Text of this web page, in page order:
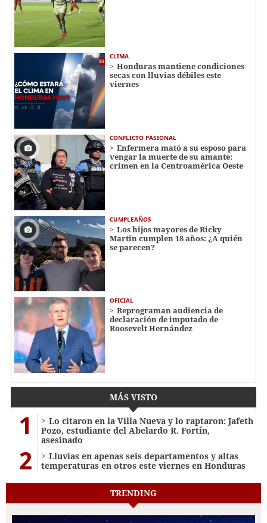
CLIMA
Honduras mantiene condiciones
secas con lluvias débiles este
viernes
CONFLICTO PASIONAL
Enfermera mató a su esposo para
vengar la muerte de su amante:
crimen en la Centroamérica Oeste
CUMPLEAÑOS
Los hijos mayores de Ricky
Martin cumplen 18 años: ¿A quién
se parecen?
OFICIAL
Reprograman audiencia de
declaración de imputado de
Roosevelt Hernández
MÁS VISTO
1
Lo citaron en la Villa Nueva y lo raptaron: Jafeth
Pozo, estudiante del Abelardo R. Fortín,
asesinado
2
Lluvias en apenas seis departamentos y altas
temperaturas en otros este viernes en Honduras
TRENDING